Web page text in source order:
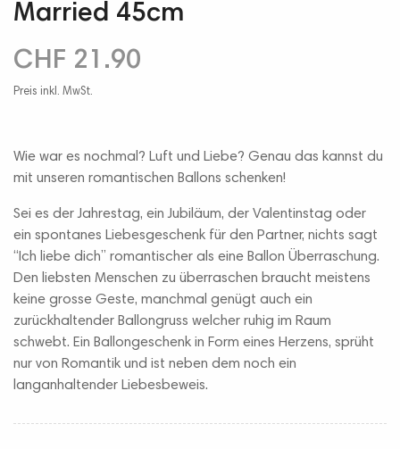
Married 45cm
CHF 21.90
Preis inkl. MwSt.
Wie war es nochmal? Luft und Liebe? Genau das kannst du
mit unseren romantischen Ballons schenken!
Sei es der Jahrestag, ein Jubiläum, der Valentinstag oder
ein spontanes Liebesgeschenk für den Partner, nichts sagt
“Ich liebe dich” romantischer als eine Ballon Überraschung.
Den liebsten Menschen zu überraschen braucht meistens
keine grosse Geste, manchmal genügt auch ein
zurückhaltender Ballongruss welcher ruhig im Raum
schwebt. Ein Ballongeschenk in Form eines Herzens, sprüht
nur von Romantik und ist neben dem noch ein
langanhaltender Liebesbeweis.